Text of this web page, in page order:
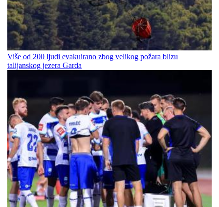
Više od 200 ljudi evakuirano zbog velikog požara blizu
talijanskog jezera Garda